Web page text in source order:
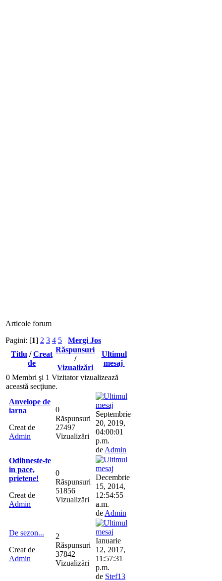
Articole forum
Pagini: [1] 2 3 4 5
Mergi Jos
Titlu /Creat
de
Răspunsuri
/
Vizualizări
Ultimul
mesaj
0 Membri şi 1 Vizitator vizualizează
această secţiune.
Anvelope de
iarna
Creat de
Admin
0
Răspunsuri
27497
Vizualizări
Septembrie
20, 2019,
04:00:01
p.m.
de Admin
Odihneste-te
in pace,
prietene!
Creat de
Admin
0
Răspunsuri
51856
Vizualizări
Decembrie
15, 2014,
12:54:55
a.m.
de Admin
De sezon...
Creat de
Admin
2
Răspunsuri
37842
Vizualizări
Ianuarie
12, 2017,
11:57:31
p.m.
de Stef13